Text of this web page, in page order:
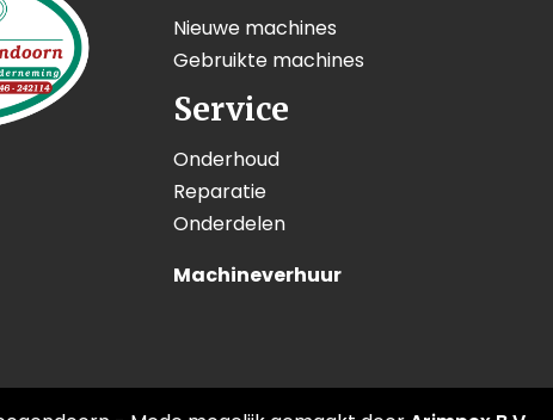
Nieuwe machines
Gebruikte machines
Service
Onderhoud
Reparatie
Onderdelen
Machineverhuur